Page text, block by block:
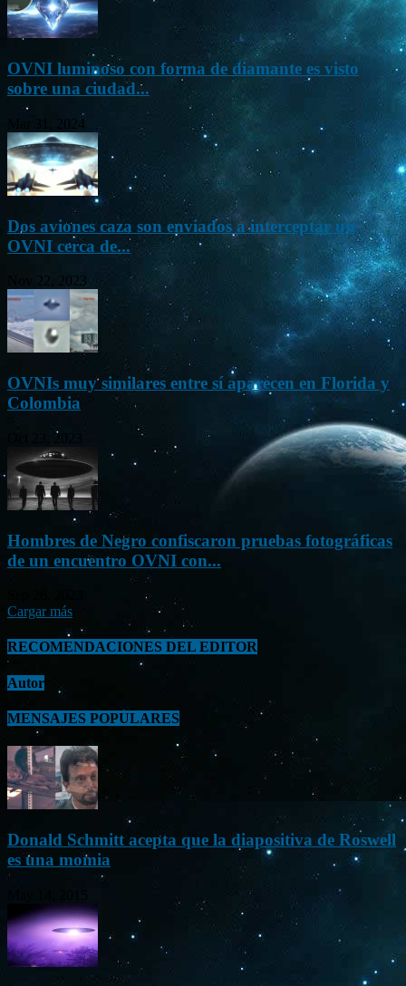
OVNI luminoso con forma de diamante es visto
sobre una ciudad...
Mar 31, 2024
Dos aviones caza son enviados a interceptar un
OVNI cerca de...
Nov 22, 2023
OVNIs muy similares entre sí aparecen en Florida y
Colombia
Oct 23, 2023
Hombres de Negro confiscaron pruebas fotográficas
de un encuentro OVNI con...
Cargar más
RECOMENDACIONES DEL EDITOR
Autor
MENSAJES POPULARES
Donald Schmitt acepta que la diapositiva de Roswell
es una momia